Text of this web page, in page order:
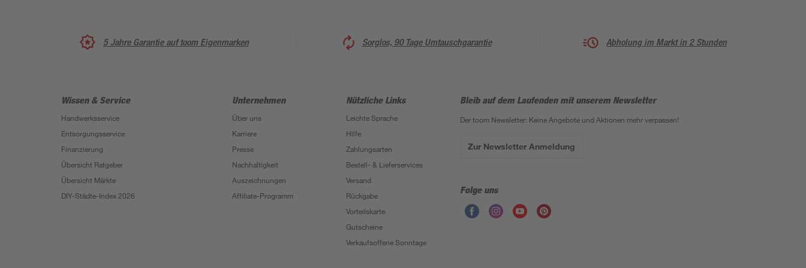
5 Jahre Garantie auf toom Eigenmarken Sorglos, 90 Tage Umtauschgarantie Abholung im Markt in 2 Stunden
Wissen & Service
Handwerksservice
Entsorgungsservice
Finanzierung
Übersicht Ratgeber
Übersicht Märkte
DIY-Städte-Index 2026
Unternehmen
Über uns
Karriere
Presse
Nachhaltigkeit
Auszeichnungen
Affiliate-Programm
Nützliche Links
Leichte Sprache
Hilfe
Zahlungsarten
Bestell- & Lieferservices
Versand
Rückgabe
Vorteilskarte
Gutscheine
Verkaufsoffene Sonntage
Bleib auf dem Laufenden mit unserem Newsletter
Der toom Newsletter: Keine Angebote und Aktionen mehr verpassen!
Zur Newsletter Anmeldung
Folge uns